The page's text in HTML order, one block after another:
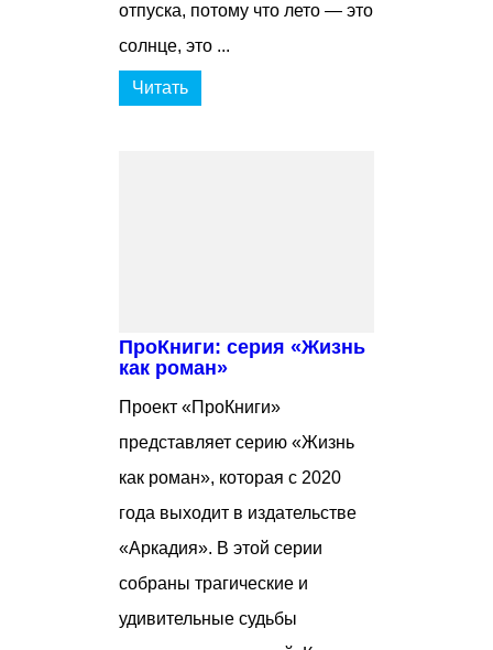
отпуска, потому что лето — это
солнце, это ...
Читать
ПроКниги: серия «Жизнь
как роман»
Проект «ПроКниги»
представляет серию «Жизнь
как роман», которая с 2020
года выходит в издательстве
«Аркадия». В этой серии
собраны трагические и
удивительные судьбы